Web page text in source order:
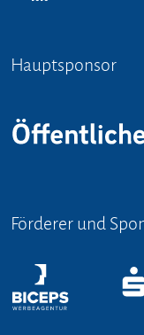
Hauptsponsor
Förderer und